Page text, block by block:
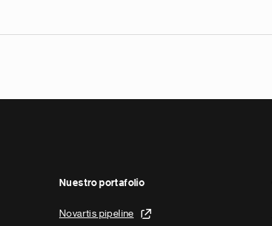
Nuestro portafolio
Novartis pipeline